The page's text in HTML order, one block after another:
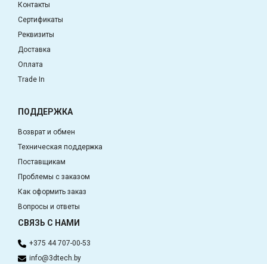
Контакты
Сертификаты
Реквизиты
Доставка
Оплата
Trade In
ПОДДЕРЖКА
Возврат и обмен
Техническая поддержка
Поставщикам
Проблемы с заказом
Как оформить заказ
Вопросы и ответы
СВЯЗЬ С НАМИ
+375 44 707-00-53
info@3dtech.by